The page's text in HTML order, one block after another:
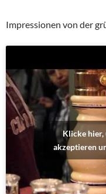
Impressionen von der
Klicke hier,
akzeptieren